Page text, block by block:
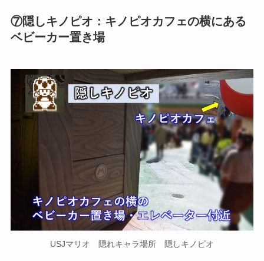
⑦隠しキノピオ：キノピオカフェの横にある
ベビーカー置き場
USJマリオ 隠れキャラ場所 隠しキノピオ